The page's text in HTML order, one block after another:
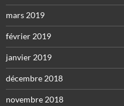
mars 2019
février 2019
janvier 2019
décembre 2018
novembre 2018